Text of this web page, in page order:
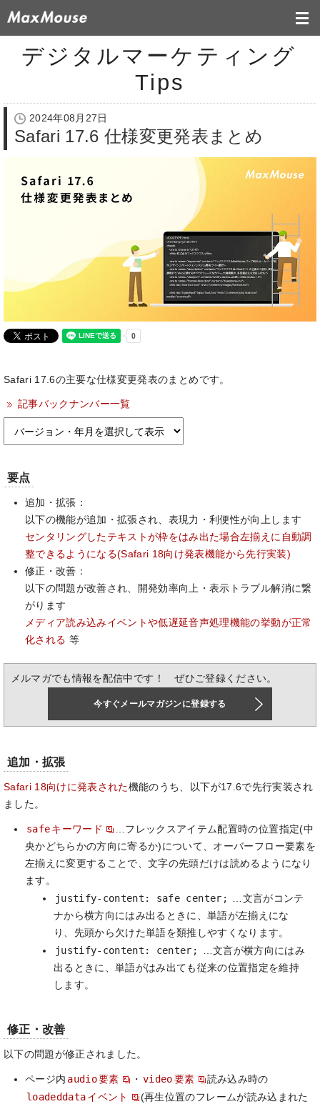
デジタルマーケティング
Tips
2024年08月27日
Safari 17.6 仕様変更発表まとめ
Safari 17.6の主要な仕様変更発表のまとめです。
記事バックナンバー一覧
要点
追加・拡張：
以下の機能が追加・拡張され、表現力・利便性が向上します
センタリングしたテキストが枠をはみ出た場合左揃えに自動調
整できるようになる(Safari 18向け発表機能から先行実装)
修正・改善：
以下の問題が改善され、開発効率向上・表示トラブル解消に繋
がります
メディア読み込みイベントや低遅延音声処理機能の挙動が正常
化される 等
メルマガでも情報を配信中です！ ぜひご登録ください。
今すぐメールマガジンに登録する
追加・拡張
Safari 18向けに発表された機能のうち、以下が17.6で先行実装され
ました。
safe キーワード
…フレックスアイテム配置時の位置指定(中
央かどちらかの方向に寄るか)について、オーバーフロー要素を
左揃えに変更することで、文字の先頭だけは読めるようになり
ます。
justify-content: safe center;
…文言がコンテ
ナから横方向にはみ出るときに、単語が左揃えにな
り、先頭から欠けた単語を類推しやすくなります。
justify-content: center;
…文言が横方向にはみ
出るときに、単語がはみ出ても従来の位置指定を維持
します。
修正・改善
以下の問題が修正されました。
ページ内 audio要素 ・ video 要素 読み込み時の
loadeddata イベント
(再生位置のフレームが読み込まれた